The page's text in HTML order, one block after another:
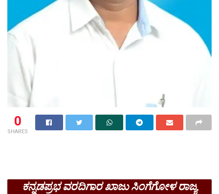
0
SHARES
ಕನ್ನಡಪ್ರಭ ವರದಿಗಾರ ಖಾಜು ಸಿಂಗೆಗೋಳ ರಾಜ್ಯ